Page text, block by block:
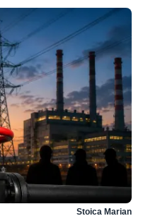
Stoica Marian